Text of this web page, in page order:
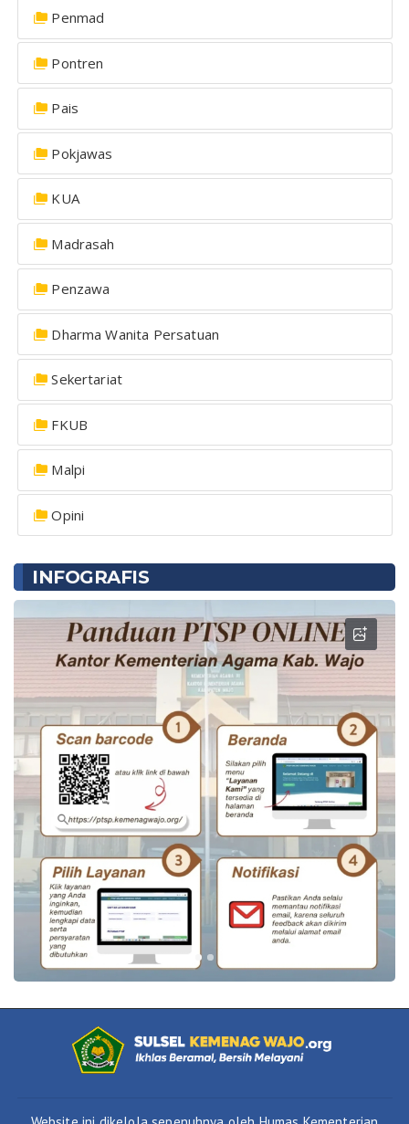
Penmad
Pontren
Pais
Pokjawas
KUA
Madrasah
Penzawa
Dharma Wanita Persatuan
Sekertariat
FKUB
Malpi
Opini
INFOGRAFIS